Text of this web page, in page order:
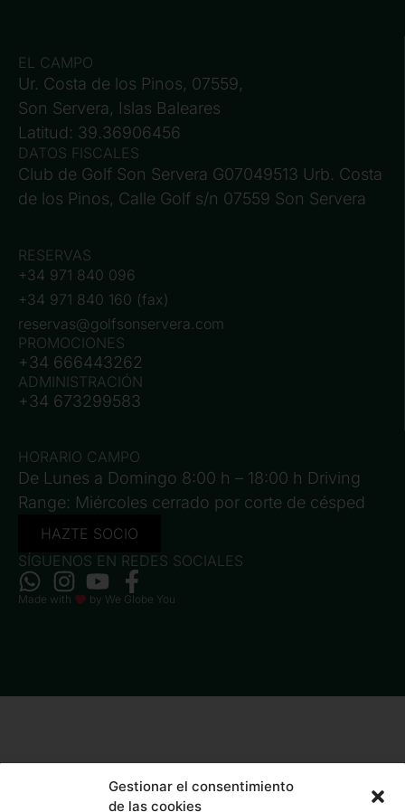
Gestionar el consentimiento
de las cookies
EL CAMPO
Ur. Costa de los Pinos, 07559,
Son Servera, Islas Baleares
Latitud: 39.36906456
DATOS FISCALES
Club de Golf Son Servera G07049513 Urb. Costa
de los Pinos, Calle Golf s/n 07559 Son Servera
RESERVAS
+34 971 840 096
+34 971 840 160 (fax)
reservas@golfsonservera.com
PROMOCIONES
+34 666443262
ADMINISTRACIÓN
+34 673299583
HORARIO CAMPO
De Lunes a Domingo 8:00 h – 18:00 h Driving
Range: Miércoles cerrado por corte de césped
HAZTE SOCIO
SÍGUENOS EN REDES SOCIALES
Made with by We Globe You